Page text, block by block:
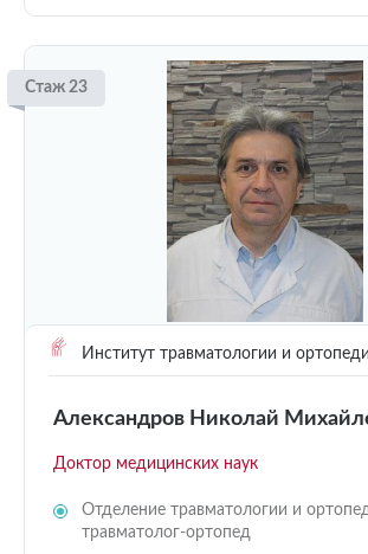
Стаж 23
Институт травматологии и
Александров Николай
Доктор медицинских наук
Отделение травматологии и
травматолог-ортопед